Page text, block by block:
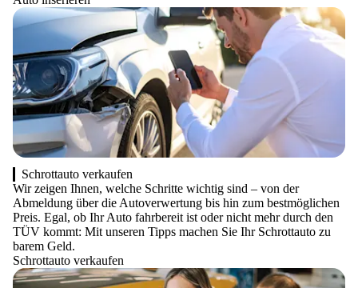
Schrottauto verkaufen
Wir zeigen Ihnen, welche Schritte wichtig sind – von der
Abmeldung über die Autoverwertung bis hin zum bestmöglichen
Preis. Egal, ob Ihr Auto fahrbereit ist oder nicht mehr durch den
TÜV kommt: Mit unseren Tipps machen Sie Ihr Schrottauto zu
barem Geld.
Schrottauto verkaufen